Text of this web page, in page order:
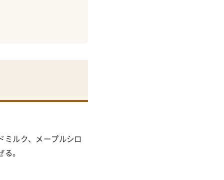
ミルク、メープルシロ
る。